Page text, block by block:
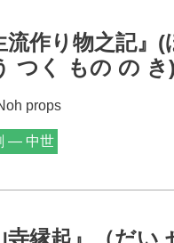
流作り物之記』
つく もの の き
props
— 中世
寺縁起』（だい